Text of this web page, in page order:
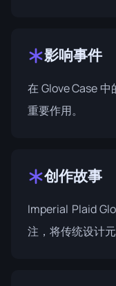
影响事件
在 Glove Case 中
重要作用。
创作故事
Imperial Plaid
注，将传统设计